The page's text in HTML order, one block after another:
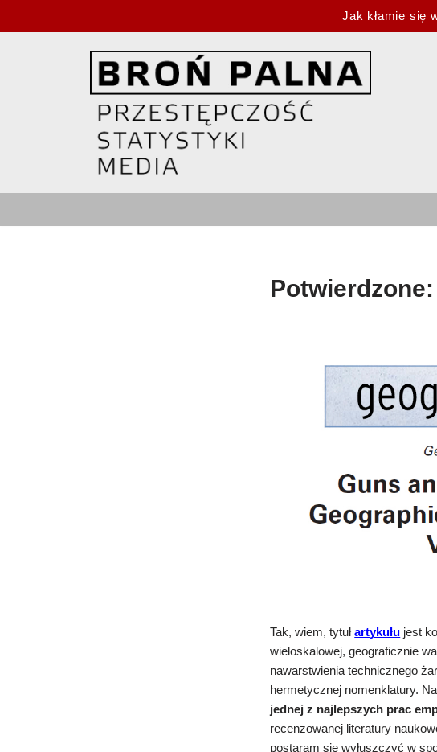
Jak kłamie się
Tak, wiem, tytułartykułu jest
wieloskalowej, geograficznie
nawarstwienia technicznego
hermetycznej nomenklatury.
jednej z najlepszych prac
recenzowanej literatury
postaram się wyłuszczyć w